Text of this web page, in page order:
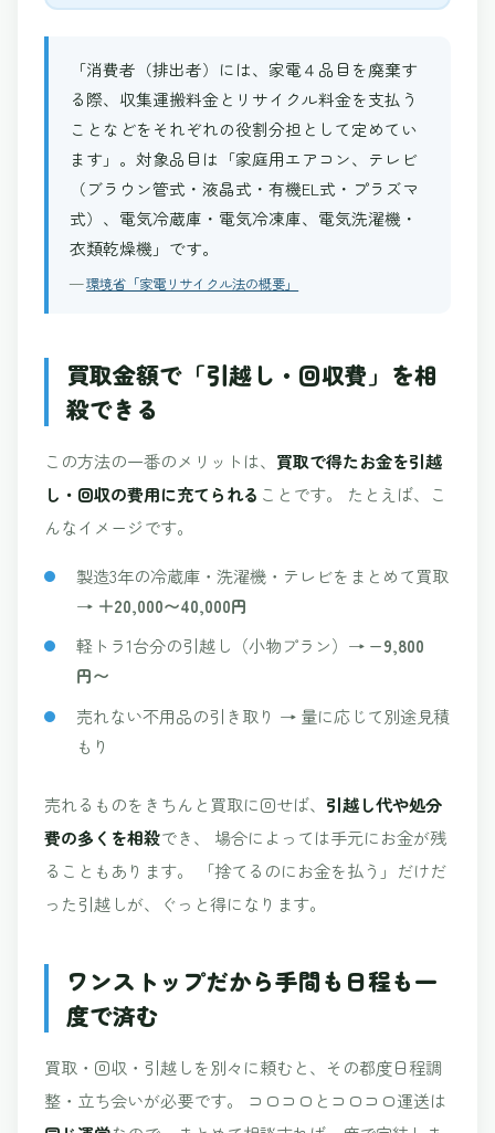
「消費者（排出者）には、家電４品目を廃棄す
る際、収集運搬料金とリサイクル料金を支払う
ことなどをそれぞれの役割分担として定めてい
ます」。対象品目は「家庭用エアコン、テレビ
（ブラウン管式・液晶式・有機EL式・プラズマ
式）、電気冷蔵庫・電気冷凍庫、電気洗濯機・
衣類乾燥機」です。
—環境省「家電リサイクル法の概要」
買取金額で「引越し・回収費」を相
殺できる
この方法の一番のメリットは、 買取で得たお金を引越
し・回収の費用に充てられる ことです。 たとえば、こ
んなイメージです。
製造3年の冷蔵庫・洗濯機・テレビをまとめて買取
→ ＋20,000〜40,000円
軽トラ1台分の引越し（小物プラン）→ −9,800
円〜
売れない不用品の引き取り → 量に応じて別途見積
もり
売れるものをきちんと買取に回せば、 引越し代や処分
費の多くを相殺でき、 場合によっては手元にお金が残
ることもあります。 「捨てるのにお金を払う」だけだ
った引越しが、ぐっと得になります。
ワンストップだから手間も日程も一
度で済む
買取・回収・引越しを別々に頼むと、その都度日程調
整・立ち会いが必要です。 コロコロとコロコロ運送は